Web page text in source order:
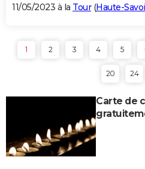
11/05/2023 à la Tour(Haute-
1 2 3 4 5
20 24
Carte de